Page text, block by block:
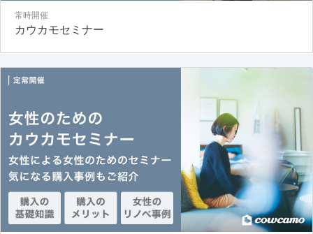
常時開催
カウカモセミナー